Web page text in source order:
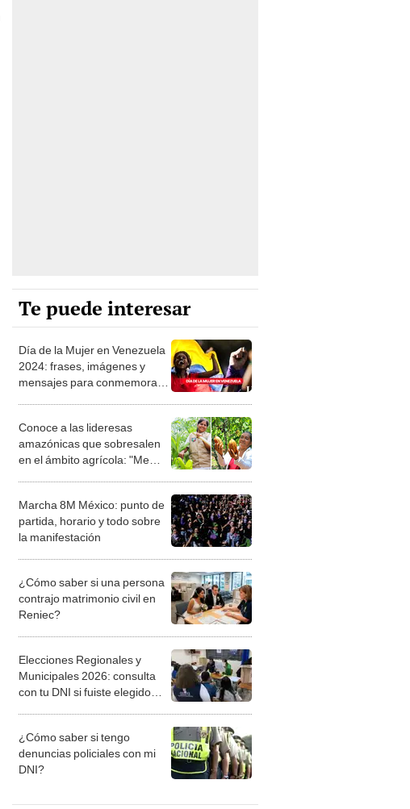
Te puede interesar
Día de la Mujer en Venezuela
2024: frases, imágenes y
mensajes para conmemorar
Conoce a las lideresas
amazónicas que sobresalen
en el ámbito agrícola: "Me
Marcha 8M México: punto de
partida, horario y todo sobre
la manifestación
¿Cómo saber si una persona
contrajo matrimonio civil en
Reniec?
Elecciones Regionales y
Municipales 2026: consulta
con tu DNI si fuiste elegido
la ONPE
¿Cómo saber si tengo
denuncias policiales con mi
DNI?